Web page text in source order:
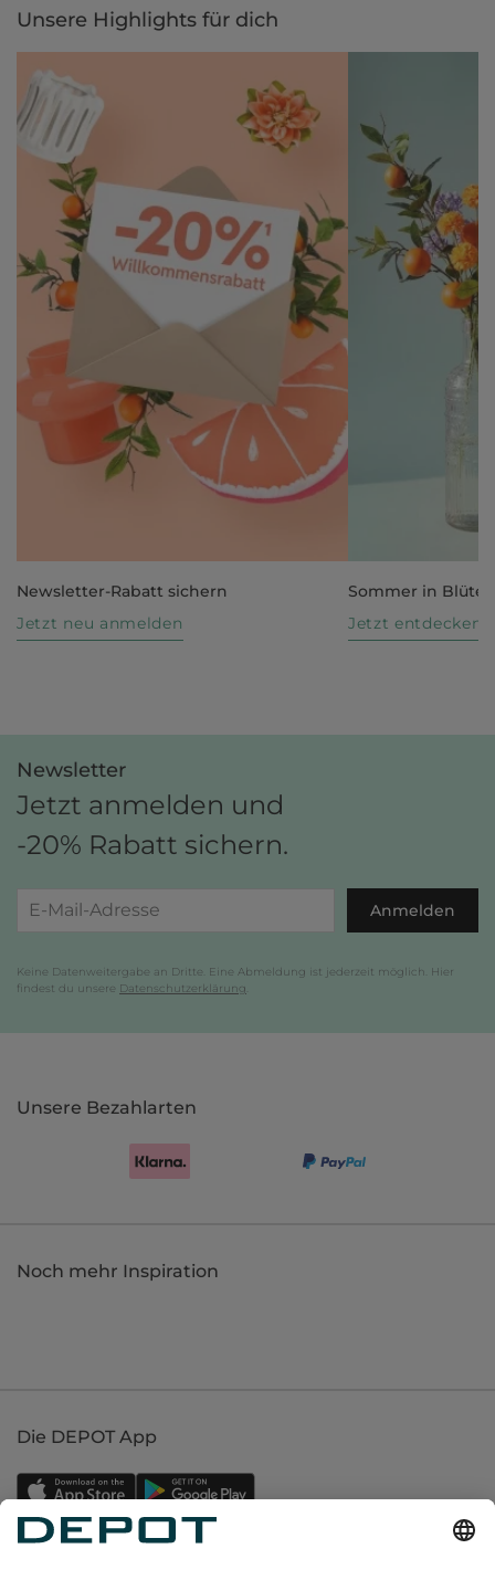
Unsere Highlights für dich
Newsletter-Rabatt sichern
Jetzt neu anmelden
Sommer in Blüte
Jetzt entdecken
Newsletter
Jetzt anmelden und
-20% Rabatt sichern.
Anmelden
Keine Datenweitergabe an Dritte. Eine Abmeldung ist jederzeit möglich. Hier
findest du unsere Datenschutzerklärung
Unsere Bezahlarten
Noch mehr Inspiration
Die DEPOT App